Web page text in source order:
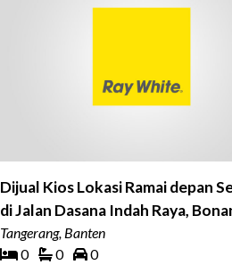
Dijual Kios Lokasi Ramai depan
di Jalan Dasana Indah Raya,
Tangerang
Tangerang, Banten
0
0 0